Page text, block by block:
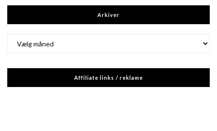
Arkiver
Affiliate links / reklame